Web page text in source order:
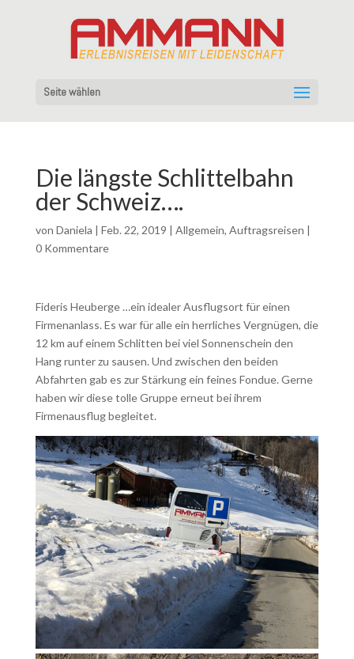
Seite wählen
Die längste Schlittelbahn
der Schweiz….
von Daniela | Feb. 22, 2019 | Allgemein, Auftragsreisen |
0 Kommentare
Fideris Heuberge …ein idealer Ausflugsort für einen
Firmenanlass. Es war für alle ein herrliches Vergnügen, die
12 km auf einem Schlitten bei viel Sonnenschein den
Hang runter zu sausen. Und zwischen den beiden
Abfahrten gab es zur Stärkung ein feines Fondue. Gerne
haben wir diese tolle Gruppe erneut bei ihrem
Firmenausflug begleitet.